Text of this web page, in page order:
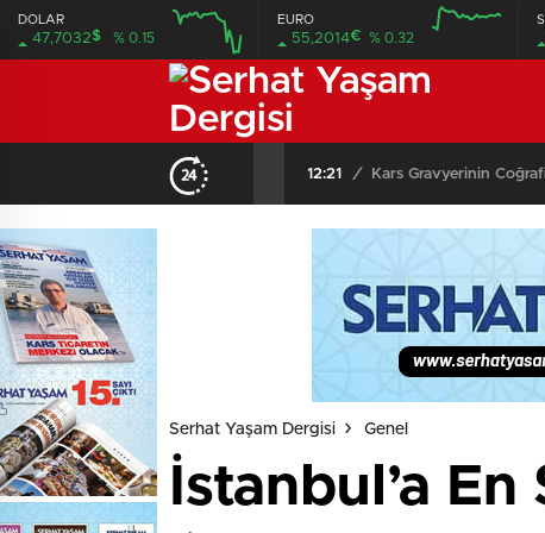
DOLAR
47,7032$ % 0.15
12:00 16:00
EURO
55,2014€ % 0.32
12:21 / Kars Gravyerinin
Serhat Yaşam Dergisi Genel
İstanbul’a